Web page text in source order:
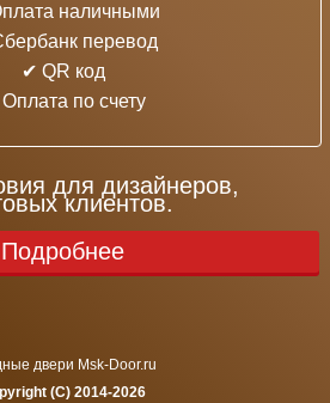
наличными
перевод
✔ QR код
по счету
для дизайнеров,
клиентов.
Подробнее
двери Msk-Door.ru
(C) 2014-2026